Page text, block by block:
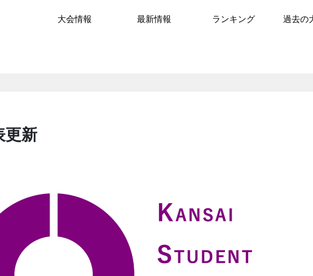
大会情報 最新情報 ランキング 過去の
更新